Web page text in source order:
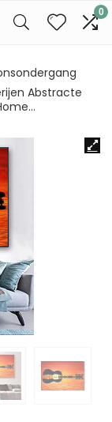
0
Abstracte